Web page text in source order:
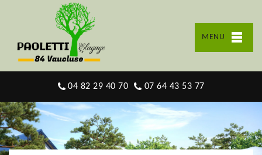
MENU
04 82 29 40 70 07 64 43 53 77